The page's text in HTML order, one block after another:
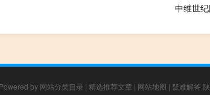
中维世
Powered by 网站分类目录 | 精选推荐文章 | 网站地图 | 疑难解答